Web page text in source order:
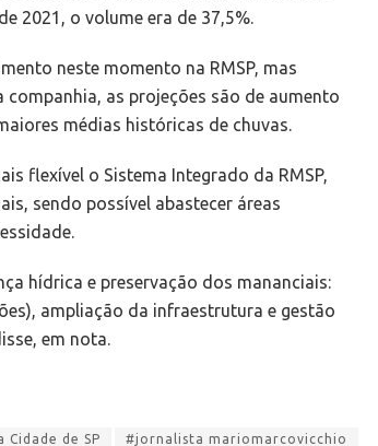
2021, o volume era de 37,5%.
neste momento na RMSP, mas
as projeções são de aumento
médias históricas de chuvas.
flexível o Sistema Integrado da RMSP,
sendo possível abastecer áreas
hídrica e preservação dos mananciais:
ampliação da infraestrutura e gestão
em nota.
de SP #jornalista mariomarcovicchio